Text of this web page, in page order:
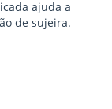
ajuda a
de sujeira.